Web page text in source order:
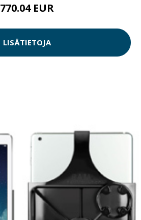
770.04 EUR
LISÄTIETOJA